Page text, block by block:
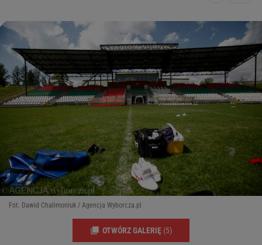
Fot. Dawid Chalimoniuk / Agencja Wyborcza.pl
OTWÓRZ GALERIĘ (5)